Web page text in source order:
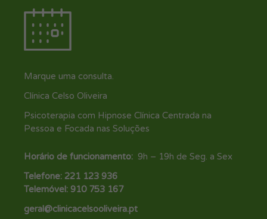
Marque uma consulta.
Clínica Celso Oliveira
Psicoterapia com Hipnose Clínica Centrada na
Pessoa e Focada nas Soluções
Horário de funcionamento: 9h – 19h de Seg. a Sex
Telefone: 221 123 936
Telemóvel: 910 753 167
geral@clinicacelsooliveira.pt